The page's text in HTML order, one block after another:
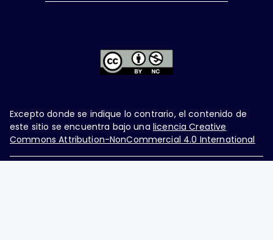
Excepto donde se indique lo contrario, el contenido de
este sitio se encuentra bajo una licencia Creative
Commons Attribution-NonCommercial 4.0 International